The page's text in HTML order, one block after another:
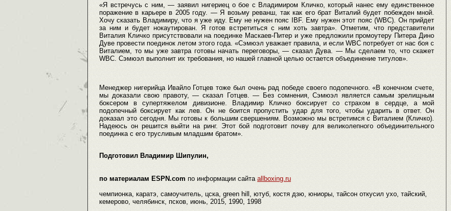
«Я встречусь с ним, — заявил нигериец о бое с Владимиром Кличко, который нанес ему единственное
поражение в карьере в 2005 году. — Я возьму реванш, так как его брат Виталий будет побежден мной.
Хочу сказать Владимиру, что я уже иду. Ему не нужен пояс IBF. Ему нужен этот пояс (WBC). Он прийдет
за ним и будет нокаутирован. Я готов встретиться с ним хоть завтра». Отметим, что представители
Виталия Кличко присутствовали на поединке Маскаев-Питер и уже предложили промоутеру Питера Дино
Дуве провести поединок летом этого года. «Сэмюэл уважает правила, и если WBC потребует от нас боя с
Виталием, то мы уже завтра готовы начать переговоры, — сказал Дува. — Мы сделаем то, что скажет
WBC. Сэмюэл выполнит их требования, но нашей главной целью остается объединение титулов».
Менеджер нигерийца Ивайло Готцев тоже был очень рад победе своего подопечного. «В конечном счете,
мы доказали свою правоту, — сказал Готцев. — Без сомнения, Сэмюэл является самым зрелищным
боксером в супертяжелом дивизионе. Владимир Кличко боксирует со страхом в сердце, а мой
подопечный боксирует как лев. Он не боится пропустить удар для того, чтобы ударить в ответ. Он
доказал это сегодня. Мы готовы к большим свершениям. Возможно мы встретимся с Виталием (Кличко).
Надеюсь он решится выйти на ринг. Этот бой подготовит почву для великолепного объединительного
поединка с его трусливым младшим братом».
Подготовил Владимир Шипулин,
по материалам ESPN.com по информации сайта allboxing.ru
чемпионка, каратэ, самоучитель, цска, green hill, ютуб, костя дзю, юниоры, тайсон откусил ухо, тайский,
кемерово, челябинск, псков, июнь, 2015, 1990, 1998